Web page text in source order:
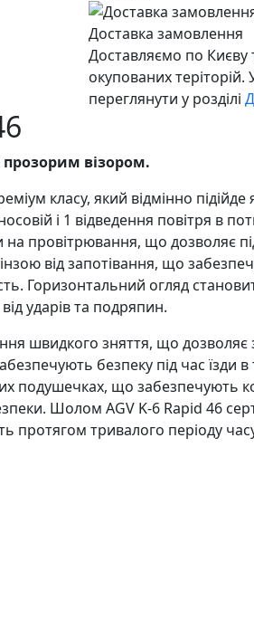
Доставка замовлення
Доставляємо по Києву
окупованих
переглянути у розділі
прозорим візором.
класу, який відмінно
і 1 відведення повітря в
провітрювання, що дозволяє
від запотівання, що
Горизонтальний огляд
ударів та подряпин.
швидкого зняття, що
безпеку під час
подушечках, що
Шолом AGV K-6 Rapid 46
протягом тривалого періоду